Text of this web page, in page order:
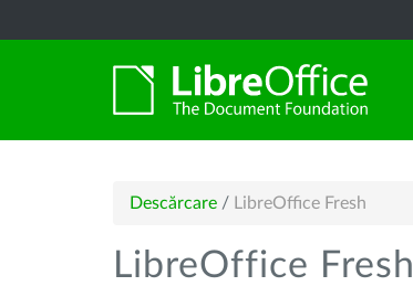
Descărcare / LibreOffice Fresh
LibreOffice Fresh